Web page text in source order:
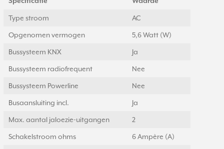
Type stroom AC
Opgenomen vermogen 5,6 Watt (W)
Bussysteem KNX Ja
Bussysteem radiofrequent Nee
Bussysteem Powerline Nee
Busaansluiting incl. Ja
Max. aantal jaloezie-uitgangen 2
Schakelstroom ohms 6 Ampère (A)